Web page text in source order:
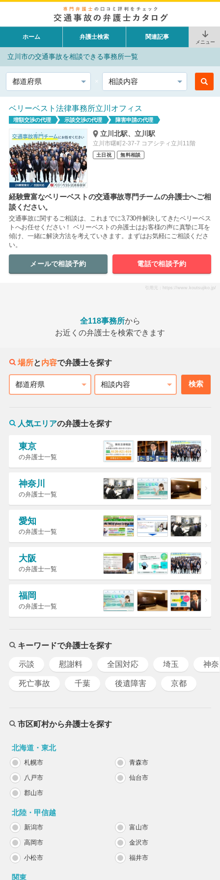
ホーム 弁護士検索 関連記事
メニュー
立川市の交通事故を相談できる事務所一覧
都道府県 相談内容
ベリーベスト法律事務所立川オフィス
増額交渉の代理 示談交渉の代理 障害申請の代理
立川北駅、立川駅
立川市曙町2-37-7 コアシティ立川11階
土日祝 無料相談
経験豊富なベリーベストの交通事故専門チームの弁護士へご相
談ください。
交通事故に関するご相談は、これまでに3,730件解決してきたベリーベス
トへお任せください！ ベリーベストの弁護士はお客様の声に真摯に耳を
傾け、一緒に解決方法を考えていきます。まずはお気軽にご相談くださ
い。
メールで相談予約 電話で相談予約
引用元：https://www.koutsujiko.jp/
全118事務所から
お近くの弁護士を検索できます
場所と内容で弁護士を探す
都道府県 相談内容 検索
人気エリアの弁護士を探す
東京
の弁護士一覧
神奈川
の弁護士一覧
愛知
の弁護士一覧
大阪
の弁護士一覧
福岡
の弁護士一覧
キーワードで弁護士を探す
示談 慰謝料 全国対応 埼玉 神
死亡事故 千葉 後遺障害 京都
市区町村から弁護士を探す
北海道・東北
札幌市 青森市
八戸市 仙台市
郡山市
北陸・甲信越
新潟市 富山市
高岡市 金沢市
小松市 福井市
関東